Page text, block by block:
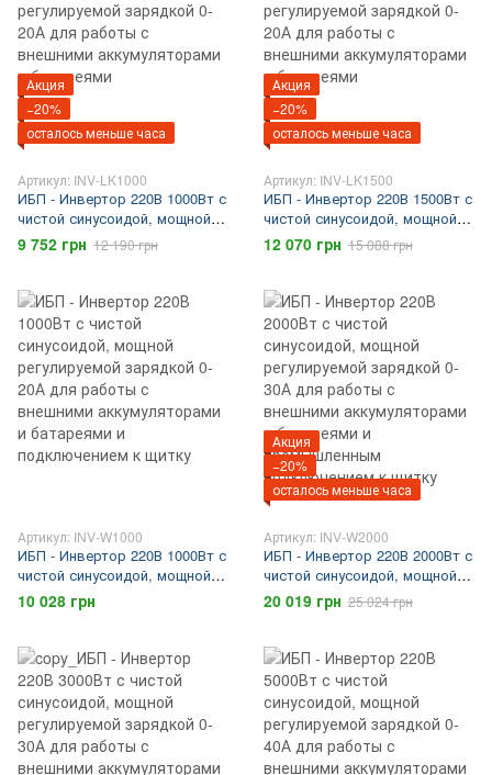
Акция
−20%
осталось меньше часа
Артикул: INV-LK1000
ИБП - Инвертор 220В 1000Вт с
чистой синусоидой, мощной
регулируемой зарядкой 0-20А
для работы с внешними
9 752 грн 12 190 грн
Акция
−20%
осталось меньше часа
Артикул: INV-LK1500
ИБП - Инвертор 220В 1500Вт с
чистой синусоидой, мощной
регулируемой зарядкой 0-20А
для работы с внешними
12 070 грн 15 088 грн
Артикул: INV-W1000
ИБП - Инвертор 220В 1000Вт с
чистой синусоидой, мощной
регулируемой зарядкой 0-20А
для работы с внешними
и подключением к щитку
10 028 грн
Акция
−20%
осталось меньше часа
Артикул: INV-W2000
ИБП - Инвертор 220В 2000Вт с
чистой синусоидой, мощной
регулируемой зарядкой 0-30А
для работы с внешними
и промышленным
подключением к щитку
20 019 грн 25 024 грн